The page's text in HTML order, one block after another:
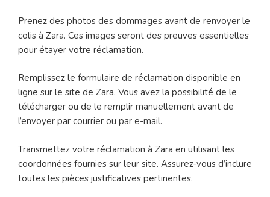
Prenez des photos des dommages avant de renvoyer le
colis à Zara. Ces images seront des preuves essentielles
pour étayer votre réclamation.
Remplissez le formulaire de réclamation disponible en
ligne sur le site de Zara. Vous avez la possibilité de le
télécharger ou de le remplir manuellement avant de
l’envoyer par courrier ou par e-mail.
Transmettez votre réclamation à Zara en utilisant les
coordonnées fournies sur leur site. Assurez-vous d’inclure
toutes les pièces justificatives pertinentes.